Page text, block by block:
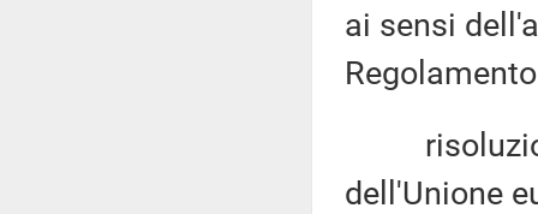
ai sensi
dell'Unione